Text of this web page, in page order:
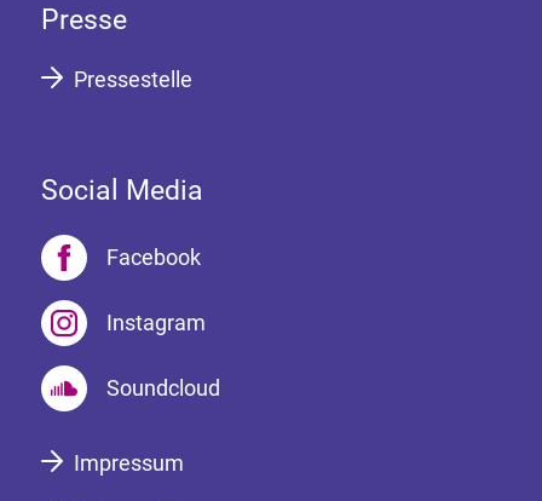
Presse
Pressestelle
Social Media
Facebook
Instagram
Soundcloud
Impressum